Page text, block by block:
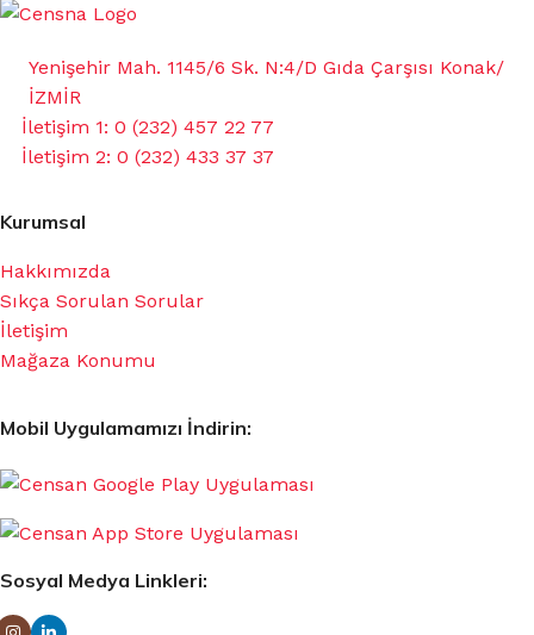
Yenişehir Mah. 1145/6 Sk. N:4/D Gıda Çarşısı Konak/
İZMİR
İletişim 1: 0 (232) 457 22 77
İletişim 2: 0 (232) 433 37 37
Kurumsal
Hakkımızda
Sıkça Sorulan Sorular
İletişim
Mağaza Konumu
Mobil Uygulamamızı İndirin:
Sosyal Medya Linkleri: